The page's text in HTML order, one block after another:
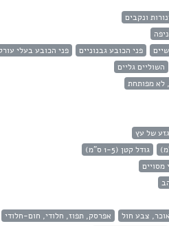
ונקבים
פני הכובע גבנוניים
פני הכובע בעלי
השוליים גליים
לא מפותחת
של עץ
גודל קטן (1-5 ס"מ)
מסויים
צבע חול
אפרסק, תפוז, חלודי, חום-חלודי